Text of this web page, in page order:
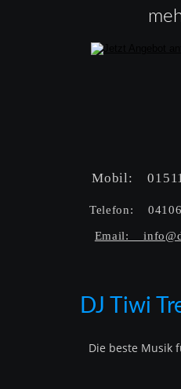
DJ Tiwi
Die beste Musik
Telefon:
Mobil:
Email: